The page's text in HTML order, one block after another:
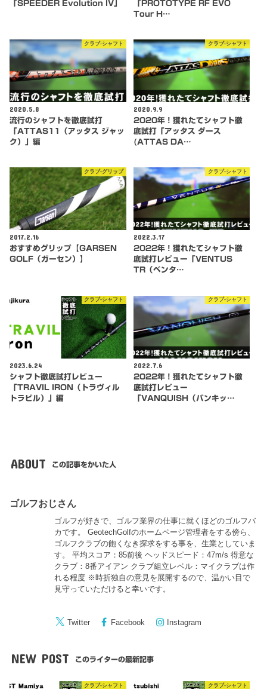
「SPEEDER Evolution IV」
「PROTOTYPE RF EVO
Tour H…
クラブ-シャフト
2020.5.8
流行のシャフトを徹底試打
「ATTAS11（アッタス ジャッ
ク）」編
クラブ-シャフト
2020.9.9
2020年！獲れたてシャフト徹
底試打「アッタス ダース
(ATTAS DA…
クラブ-グリップ
2017.2.16
おすすめグリップ【GARSEN
GOLF（ガーセン）】
クラブ-シャフト
2022.3.17
2022年！獲れたてシャフト徹
底試打レビュー「VENTUS
TR（ベンタ…
クラブ-シャフト
2023.6.24
シャフト徹底試打レビュー
「TRAVIL IRON（トラヴィル
トラビル）」編
クラブ-シャフト
2022.7.6
2022年！獲れたてシャフト徹
底試打レビュー
「VANQUISH（バンキッ…
ABOUT この記事をかいた人
ゴルフおじさん
ゴルフが好きで、ゴルフ業界の仕事に就くほどのゴルフバ
カです。 GeotechGolfのホームページ管理者をする傍ら、
ゴルフクラブの飽くなき探求をする事を、生業としていま
す。 平均スコア：85前後 ヘッドスピード：47m/s 得意な
クラブ：8番アイアン クラブ組立レベル：マイクラブは作
れる程度 ※時折独自の意見を展開するので、温かい目で
見守っていただけると幸いです。
Twitter Facebook Instagram
NEW POST このライターの最新記事
クラブ-シャフト クラブ-シャフト